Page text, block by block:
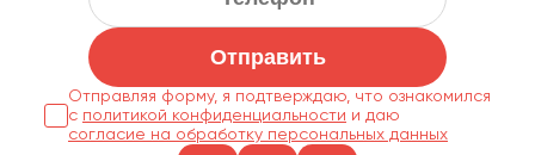
Отправить
Отправляя форму, я подтверждаю, что ознакомился
с политикой конфиденциальности
согласие на обработку персональных данных